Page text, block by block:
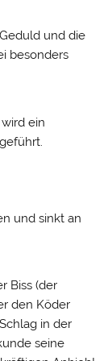
und die
besonders
ein
und sinkt an
Biss (der
den Köder
in der
seine